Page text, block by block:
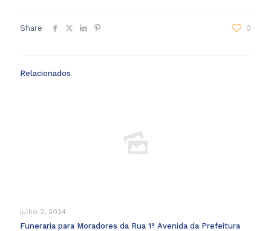
Share 0
Relacionados
julho 2, 2024
Funeraria para Moradores da Rua 1ª Avenida da Prefeitura